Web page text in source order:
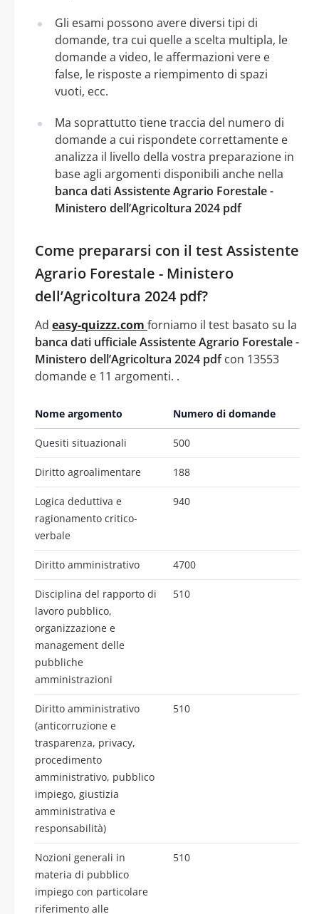
Gli esami possono avere diversi tipi di
domande, tra cui quelle a scelta multipla, le
domande a video, le affermazioni vere e
false, le risposte a riempimento di spazi
vuoti, ecc.
Ma soprattutto tiene traccia del numero di
domande a cui rispondete correttamente e
analizza il livello della vostra preparazione in
base agli argomenti disponibili anche nella
banca dati Assistente Agrario Forestale -
Ministero dell’Agricoltura 2024 pdf
Come prepararsi con il test Assistente
Agrario Forestale - Ministero
dell’Agricoltura 2024 pdf?
Ad easy-quizzz.com forniamo il test basato su la
banca dati ufficiale Assistente Agrario Forestale -
Ministero dell’Agricoltura 2024 pdfcon 13553
domande e 11 argomenti. .
Nome argomento Numero di domande
Quesiti situazionali 500
Diritto agroalimentare 188
Logica deduttiva e
ragionamento critico-
verbale
940
Diritto amministrativo 4700
Disciplina del rapporto di
lavoro pubblico,
organizzazione e
management delle
pubbliche
amministrazioni
510
Diritto amministrativo
(anticorruzione e
trasparenza, privacy,
procedimento
amministrativo, pubblico
impiego, giustizia
amministrativa e
responsabilità)
510
Nozioni generali in
materia di pubblico
impiego con particolare
riferimento alle
510